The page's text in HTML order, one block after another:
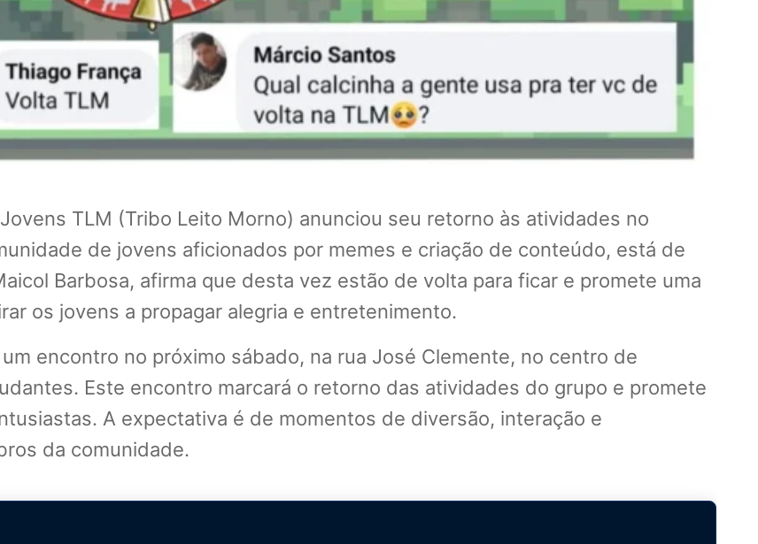
TLM (Tribo Leito Morno) anunciou seu retorno às atividades no
de jovens aficionados por memes e criação de conteúdo, está de
Barbosa, afirma que desta vez estão de volta para ficar e promete uma
os jovens a propagar alegria e entretenimento.
encontro no próximo sábado, na rua José Clemente, no centro de
Este encontro marcará o retorno das atividades do grupo e promete
A expectativa é de momentos de diversão, interação e
da comunidade.